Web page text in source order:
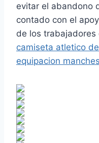
evitar el abandono
contado con el
de los
camiseta atletico
equipacion